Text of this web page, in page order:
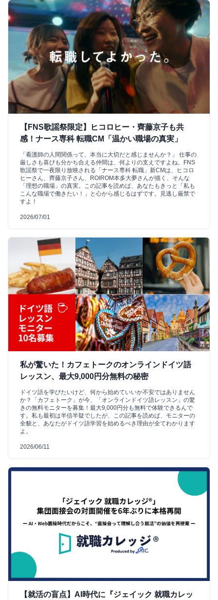
【FNS歌謡祭限定】ヒコロヒー・齊藤京子も共
感！ナース専科 転職CM「温かい職場の真実」
「看護師の人間関係って、本当に大切だと感じませんか？」 仕事の
厳しさも喜びも分かち合える仲間は、何よりの支えですよね。FNS
歌謡祭で一夜限り放映される「ナース専科 転職」新CMは、ヒコロ
ヒーさん、齊藤京子さん、ROIROM本多大夢さんが描く、そんな
「理想の職場」の真実。この記事を読めば、あなたもきっと「私も
こんな職場で働きたい！」と心から感じるはずです。見逃し厳禁で
すよ！
2026/07/01
私が驚いた！カフェトークのオンラインドイツ語
レッスン、最大9,000円分無料の秘密
ドイツ語を学びたいけど、何から始めていいか不安ではありません
か？「カフェトーク」が今、「オンラインドイツ語レッスン」の驚
きの無料モニターを募集！最大9,000円分も無料で体験できるんで
す。私も最初は半信半疑でしたが、この記事を読めば、モニターの
全貌と、あなたがドイツ語学習を始めるべき理由が全てわかります
よ。
2026/06/11
【就活の盲点】AI時代に『ジェイック 就職カレッ